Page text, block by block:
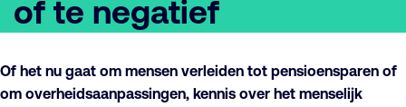
of te negatief
Of het nu gaat om mensen verleiden tot pensioensparen of
om overheidsaanpassingen, kennis over het menselijk